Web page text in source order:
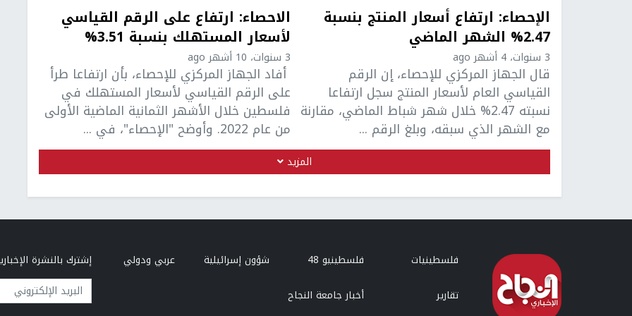
الإحصاء: ارتفاع أسعار المنتج بنسبة
2.47% الشهر الماضي
3 سنوات، 4 أشهر ago
قال الجهاز المركزي للإحصاء، إن الرقم
القياسي العام لأسعار المنتج سجل ارتفاعا
نسبته 2.47% خلال شهر شباط الماضي، مقارنة
مع الشهر الذي سبقه، وبلغ الرقم ...
الاحصاء: ارتفاع على الرقم القياسي
لأسعار المستهلك بنسبة 3.51%
3 سنوات، 10 أشهر ago
أفاد الجهاز المركزي للإحصاء، بأن ارتفاعا طرأ
على الرقم القياسي لأسعار المستهلك في
فلسطين خلال الأشهر الثمانية الماضية الأولى
من عام 2022. وأوضح "الإحصاء"، في ...
المزيد
فلسطينيات فلسطينيو 48 شؤون إسرائيلية
عربي ودولي
تقارير
أخبار جامعة النجاح
إشترك بالنشرة
البريد الإلكتروني